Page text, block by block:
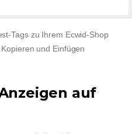
Tags zu Ihrem Ecwid-Shop
Kopieren und Einfügen
auf